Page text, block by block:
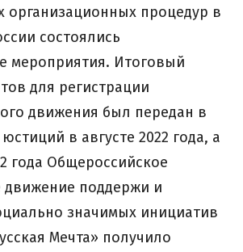
организационных процедур в
состоялись
мероприятия. Итоговый
для регистрации
движения был передан в
в августе 2022 года, а
года Общероссийское
движение поддержи и
значимых инициатив
Мечта» получило